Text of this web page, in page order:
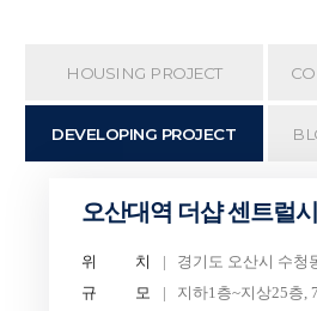
HOUSING PROJECT
DEVELOPING PROJECT
오산대역 더샵 센트럴
위 치
경기도 오산시 수청
규
모
지하1층~지상25층,